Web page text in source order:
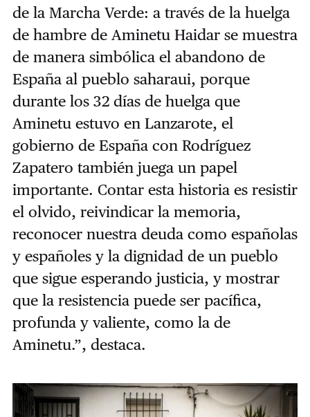
de la Marcha Verde: a través de la huelga
de hambre de Aminetu Haidar se muestra
de manera simbólica el abandono de
España al pueblo saharaui, porque
durante los 32 días de huelga que
Aminetu estuvo en Lanzarote, el
gobierno de España con Rodríguez
Zapatero también juega un papel
importante. Contar esta historia es resistir
el olvido, reivindicar la memoria,
reconocer nuestra deuda como españolas
y españoles y la dignidad de un pueblo
que sigue esperando justicia, y mostrar
que la resistencia puede ser pacífica,
profunda y valiente, como la de
Aminetu.”, destaca.